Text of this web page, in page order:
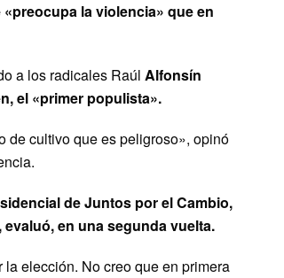
la violencia» que en
a los radicales Raúl Alfonsín
el «primer populista».
de cultivo que es peligroso», opinó
de Juntos por el Cambio,
en una segunda vuelta.
elección. No creo que en primera